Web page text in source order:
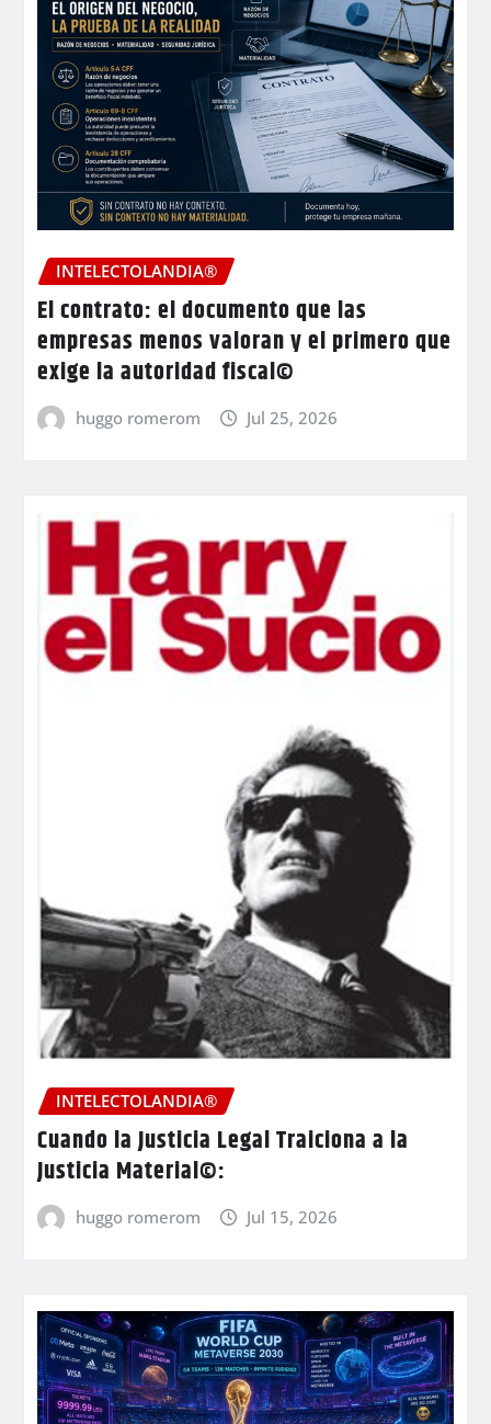
INTELECTOLANDIA®
El contrato: el documento que las
empresas menos valoran y el primero que
exige la autoridad fiscal©
huggo romerom Jul 25, 2026
INTELECTOLANDIA®
Cuando la Justicia Legal Traiciona a la
Justicia Material©:
huggo romerom Jul 15, 2026